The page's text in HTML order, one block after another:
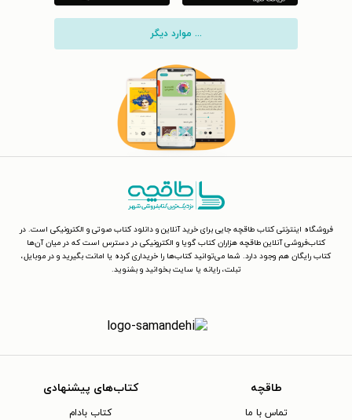
... موارد دیگر
فروشگاه اینترنتی کتاب طاقچه جایی برای خرید آنلاین و دانلود کتاب صوتی و الکترونیکی است. در
کتاب‌فروشی آنلاین طاقچه هزاران کتاب گویا و الکترونیکی در دسترس است که در میان آن‌ها
کتاب رایگان هم وجود دارد. شما می‌توانید کتاب‌ها را خریداری کرده یا امانت بگیرید و در موبایل،
تبلت، رایانه یا سایت بخوانید و بشنوید.
طاقچه
تماس با ما
کتاب‌های پیشنهادی
کتاب بادام